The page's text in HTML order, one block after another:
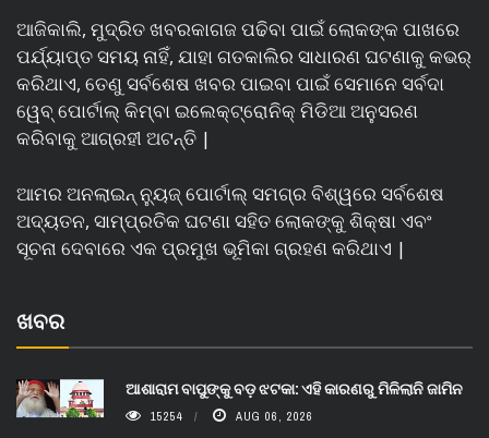
ଆଜିକାଲି, ମୁଦ୍ରିତ ଖବରକାଗଜ ପଢିବା ପାଇଁ ଲୋକଙ୍କ ପାଖରେ
ପର୍ଯ୍ୟାପ୍ତ ସମୟ ନାହିଁ, ଯାହା ଗତକାଲିର ସାଧାରଣ ଘଟଣାକୁ କଭର୍
କରିଥାଏ, ତେଣୁ ସର୍ବଶେଷ ଖବର ପାଇବା ପାଇଁ ସେମାନେ ସର୍ବଦା
ୱେବ୍ ପୋର୍ଟାଲ୍ କିମ୍ବା ଇଲେକ୍ଟ୍ରୋନିକ୍ ମିଡିଆ ଅନୁସରଣ
କରିବାକୁ ଆଗ୍ରହୀ ଅଟନ୍ତି |
ଆମର ଅନଲାଇନ୍ ନ୍ୟୁଜ୍ ପୋର୍ଟାଲ୍ ସମଗ୍ର ବିଶ୍ୱରେ ସର୍ବଶେଷ
ଅଦ୍ୟତନ, ସାମ୍ପ୍ରତିକ ଘଟଣା ସହିତ ଲୋକଙ୍କୁ ଶିକ୍ଷା ଏବଂ
ସୂଚନା ଦେବାରେ ଏକ ପ୍ରମୁଖ ଭୂମିକା ଗ୍ରହଣ କରିଥାଏ |
ଖବର
ଆଶାରାମ ବାପୁଙ୍କୁ ବଡ଼ ଝଟକା: ଏହି କାରଣରୁ ମିଳିଲାନି ଜାମିନ
15254 AUG 06, 2026